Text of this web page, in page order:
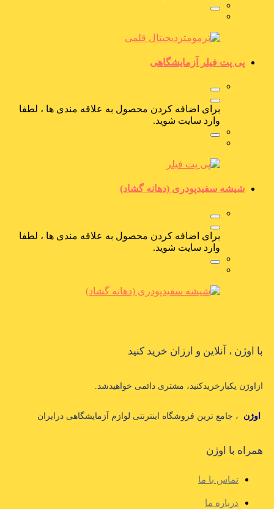
پی پت فیلر آزمایشگاهی
برای اضافه کردن محصول به علاقه مندی ها ، لطفا
وارد سایت شوید.
شیشه سفیدپودری (دهانه گشاد)
برای اضافه کردن محصول به علاقه مندی ها ، لطفا
وارد سایت شوید.
با اوژن ، آنلاین و ارزان خرید کنید
ازاوژن یکبارخریدکنید، مشتری دائمی خواهیدشد.
اوژن ، جامع ترین فروشگاه اینترنتی لوازم آزمایشگاهی درایران
همراه با اوژن
تماس با ما
درباره ما